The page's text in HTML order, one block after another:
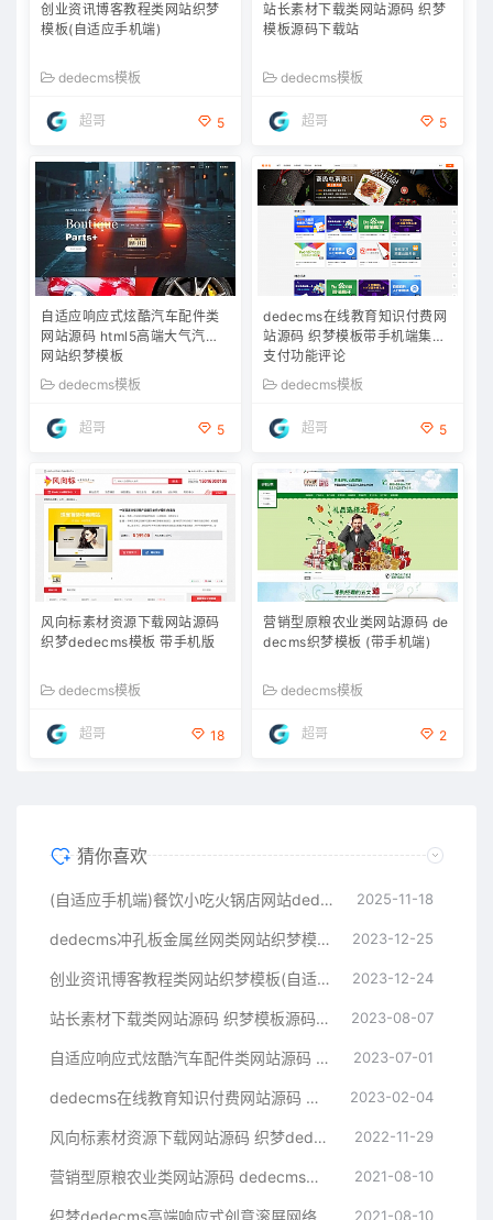
创业资讯博客教程类网站织梦
模板(自适应手机端)
dedecms模板
超哥 5
站长素材下载类网站源码 织梦
模板源码下载站
dedecms模板
超哥 5
自适应响应式炫酷汽车配件类
网站源码 html5高端大气汽车
网站织梦模板
dedecms模板
超哥 5
dedecms在线教育知识付费网
站源码 织梦模板带手机端集成
支付功能评论
dedecms模板
超哥 5
风向标素材资源下载网站源码
织梦dedecms模板 带手机版
dedecms模板
超哥 18
营销型原粮农业类网站源码 de
decms织梦模板 (带手机端)
dedecms模板
超哥 2
猜你喜欢
(自适应手机端)餐饮小吃火锅店网站dedecms源码 2025-11-18
dedecms冲孔板金属丝网类网站织梦模板(带手机端) 2023-12-25
创业资讯博客教程类网站织梦模板(自适应手机端) 2023-12-24
站长素材下载类网站源码 织梦模板源码下载站 2023-08-07
自适应响应式炫酷汽车配件类网站源码 html5高端大气汽车网站织梦模板 2023-07-01
dedecms在线教育知识付费网站源码 织梦模板带手机端集成支付功能评论 2023-02-04
风向标素材资源下载网站源码 织梦dedecms模板 带手机版 2022-11-29
营销型原粮农业类网站源码 dedecms织梦模板 (带手机端) 2021-08-10
2021-08-10